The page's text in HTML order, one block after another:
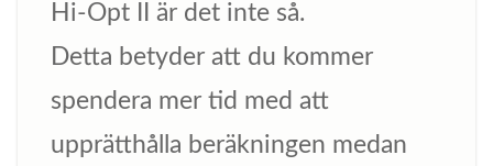
Hi-Opt II är det inte så.
Detta betyder att du kommer
spendera mer tid med att
upprätthålla beräkningen medan